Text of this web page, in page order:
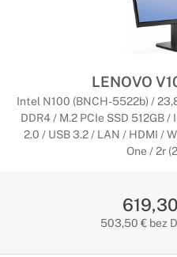
LENOVO
Intel N100 (BNCH-5522b) /
DDR4 / M.2 PCIe SSD 512GB
2.0 / USB 3.2 / LAN / HDMI /
One / 2r
503,50 € bez